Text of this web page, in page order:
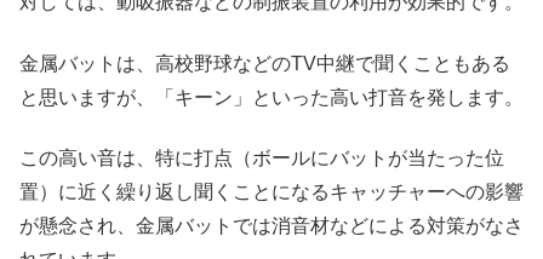
金属バットは、高校野球などのTV中継で聞くこともある
と思いますが、「キーン」といった高い打音を発します。
この高い音は、特に打点（ボールにバットが当たった位
置）に近く繰り返し聞くことになるキャッチャーへの影響
が懸念され、金属バットでは消音材などによる対策がなさ